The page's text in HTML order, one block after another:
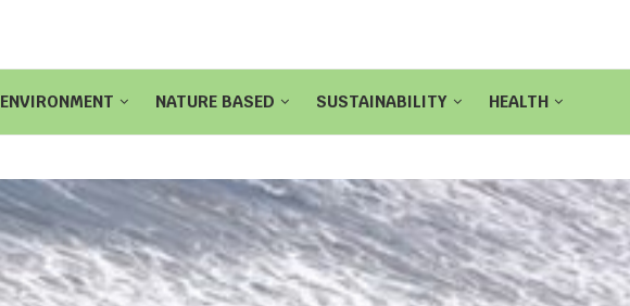
ENVIRONMENT NATURE BASED SUSTAINABILITY HEALTH